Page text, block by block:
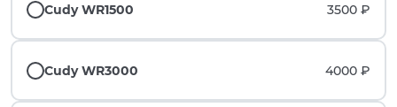
Cudy WR1500 3500 ₽
Cudy WR3000 4000 ₽